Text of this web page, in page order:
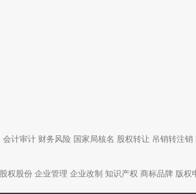
会计审计 财务风险 国家局核名 股权转让 吊销转注销
股权股份 企业管理 企业改制 知识产权 商标品牌 版权